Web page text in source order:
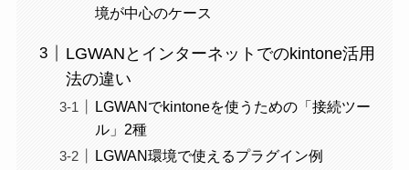
境が中心のケース
LGWANとインターネットでのkintone活用
法の違い
LGWANでkintoneを使うための「接続ツー
ル」2種
LGWAN環境で使えるプラグイン例